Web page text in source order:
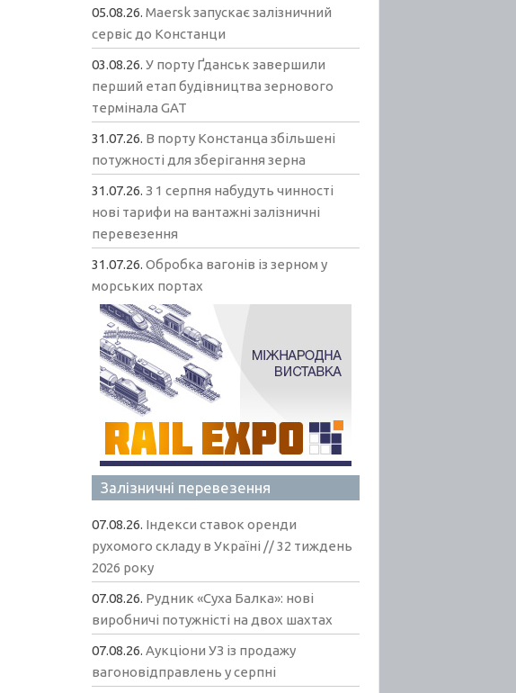
05.08.26.Maersk запускає залізничний
сервіс до Констанци
03.08.26.У порту Ґданськ завершили
перший етап будівництва зернового
термінала GAT
31.07.26. В порту Констанца збільшені
потужності для зберігання зерна
31.07.26.З 1 серпня набудуть чинності
нові тарифи на вантажні залізничні
перевезення
31.07.26.Обробка вагонів із зерном у
морських портах
Залізничні перевезення
07.08.26. Індекси ставок оренди
рухомого складу в Україні // 32 тиждень
2026 року
07.08.26. Рудник «Суха Балка»: нові
виробничі потужністі на двох шахтах
07.08.26.Аукціони УЗ із продажу
вагоновідправлень у серпні